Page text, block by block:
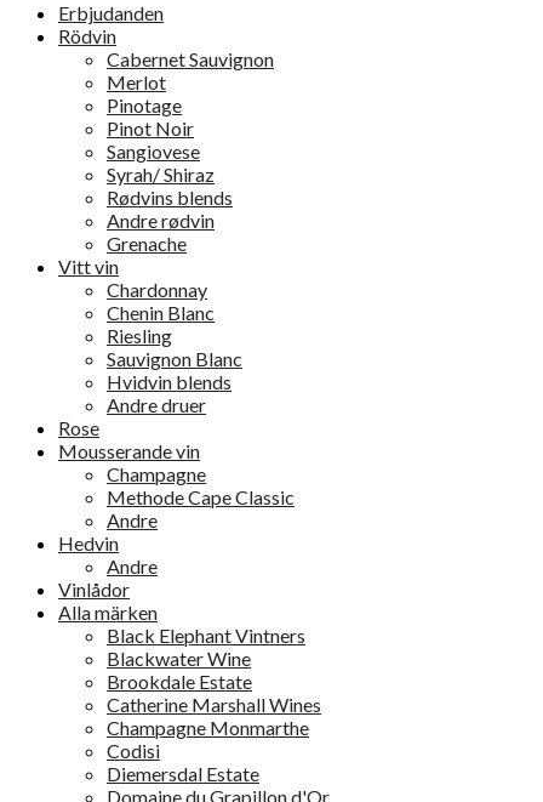
Erbjudanden
Rödvin
Cabernet Sauvignon
Merlot
Pinotage
Pinot Noir
Sangiovese
Syrah/ Shiraz
Rødvins blends
Andre rødvin
Grenache
Vitt vin
Chardonnay
Chenin Blanc
Riesling
Sauvignon Blanc
Hvidvin blends
Andre druer
Rose
Mousserande vin
Champagne
Methode Cape Classic
Andre
Hedvin
Andre
Vinlådor
Alla märken
Black Elephant Vintners
Blackwater Wine
Brookdale Estate
Catherine Marshall Wines
Champagne Monmarthe
Codisi
Diemersdal Estate
Domaine du Grapillon d'Or